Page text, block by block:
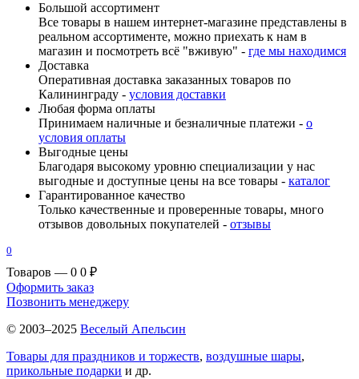
Большой ассортимент
Все товары в нашем интернет-магазине представлены в
реальном ассортименте, можно приехать к нам в
магазин и посмотреть всё "вживую" - где мы находимся
Доставка
Оперативная доставка заказанных товаров по
Калининграду - условия доставки
Любая форма оплаты
Принимаем наличные и безналичные платежи - о
условия оплаты
Выгодные цены
Благодаря высокому уровню специализации у нас
выгодные и доступные цены на все товары - каталог
Гарантированное качество
Только качественные и проверенные товары, много
отзывов довольных покупателей - отзывы
0
Товаров — 0 0 ₽
Оформить заказ
Позвонить менеджеру
© 2003–2025 Веселый Апельсин
Товары для праздников и торжеств, воздушные шары,
прикольные подарки и др.